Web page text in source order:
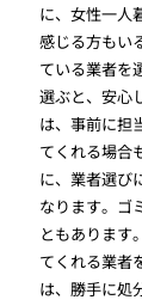
に、女性一人
感じる方もい
ている業者を
選ぶと、安心
は、事前に担
てくれる場合
に、業者選び
なります。ゴ
ともあります
てくれる業者
は、勝手に処